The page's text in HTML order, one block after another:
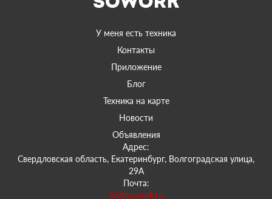
У меня есть техника
Контакты
Приложение
Блог
Техника на карте
Новости
Объявления
Адрес:
Свердловская область, Екатеринбург, Волгоградская улица,
29А
Почта:
66@sowork.ru